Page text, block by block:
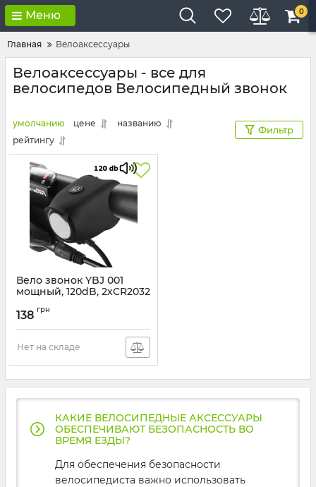
Меню 0
Главная Велоаксессуары
Велоаксессуары - все для
велосипедов Велосипедный звонок
умолчанию цене
названию
рейтингу
Фильтр
Вело звонок YBJ 001
мощный, 120dB, 2хCR2032
138 грн
Нет на складе
КАКИЕ ВЕЛОСИПЕДНЫЕ АКСЕССУАРЫ
ОБЕСПЕЧИВАЮТ БЕЗОПАСНОСТЬ ВО
ВРЕМЯ ЕЗДЫ?
Для обеспечения безопасности
велосипедиста важно использовать